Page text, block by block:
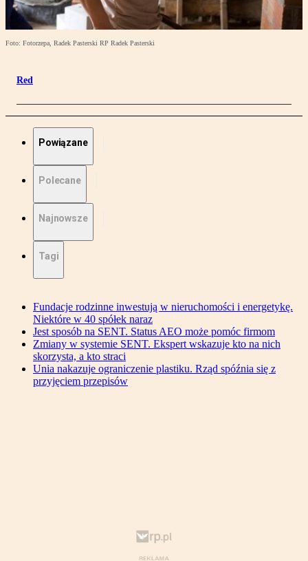
Foto: Fotorzepa, Radek Pasterski RP Radek Pasterski
Red
Powiązane
Polecane
Najnowsze
Tagi
Fundacje rodzinne inwestują w nieruchomości i energetykę.
Niektóre w 40 spółek naraz
Jest sposób na SENT. Status AEO może pomóc firmom
Zmiany w systemie SENT. Ekspert wskazuje kto na nich
skorzysta, a kto straci
Unia nakazuje ograniczenie plastiku. Rząd spóźnia się z
przyjęciem przepisów